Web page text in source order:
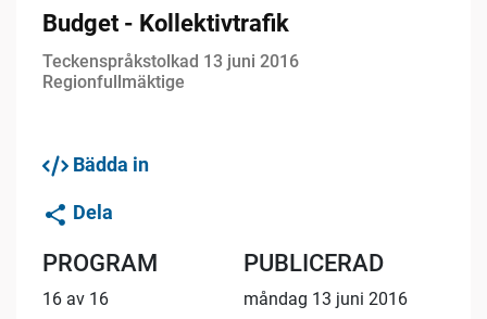
Budget - Kollektivtrafik
Teckenspråkstolkad 13 juni 2016
Regionfullmäktige
Bädda in
Dela
PROGRAM
16 av 16
PUBLICERAD
måndag 13 juni 2016